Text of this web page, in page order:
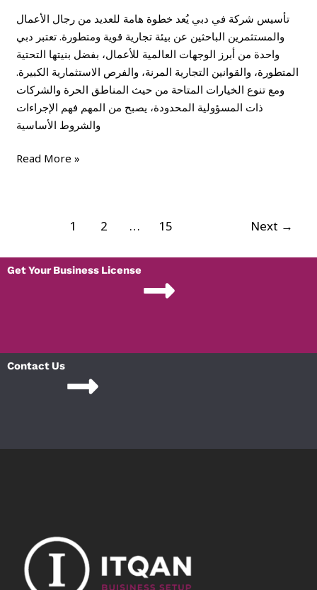
تأسيس شركة في دبي يُعد خطوة هامة للعديد من رجال الأعمال
والمستثمرين الباحثين عن بيئة تجارية قوية ومتطورة. تعتبر دبي
واحدة من أبرز الوجهات العالمية للأعمال، بفضل بنيتها التحتية
المتطورة، والقوانين التجارية المرنة، والفرص الاستثمارية الكبيرة.
ومع تنوع الخيارات المتاحة من حيث المناطق الحرة والشركات
ذات المسؤولية المحدودة، يصبح من المهم فهم الإجراءات
والشروط الأساسية
Read More »
1 2 … 15 Next →
Get Your Business License
Contact Us